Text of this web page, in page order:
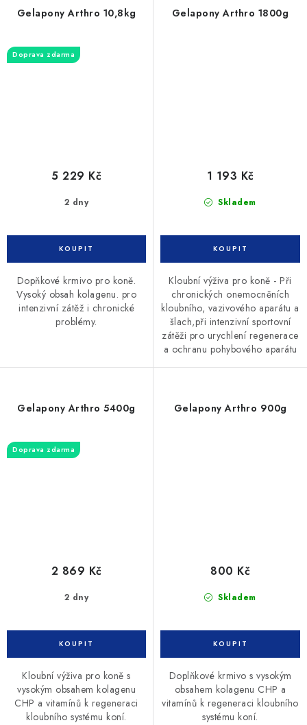
Gelapony Arthro 10,8kg
Doprava zdarma
2 dny
5 229 Kč
Dopňkové krmivo pro koně.
Vysoký obsah kolagenu. pro
intenzivní zátěž i chronické
problémy.
Gelapony Arthro 1800g
Skladem
1 193 Kč
Kloubní výživa pro koně - Při
chronických onemocněních
kloubního, vazivového aparátu a
šlach,při intenzivní sportovní
zátěži pro urychlení regenerace
a ochranu pohybového aparátu
Gelapony Arthro 5400g
Doprava zdarma
2 dny
2 869 Kč
Kloubní výživa pro koně s
vysokým obsahem kolagenu
CHP a vitamínů k regeneraci
kloubního systému koní.
Gelapony Arthro 900g
Skladem
800 Kč
Doplňkové krmivo s vysokým
obsahem kolagenu CHP a
vitamínů k regeneraci kloubního
systému koní.